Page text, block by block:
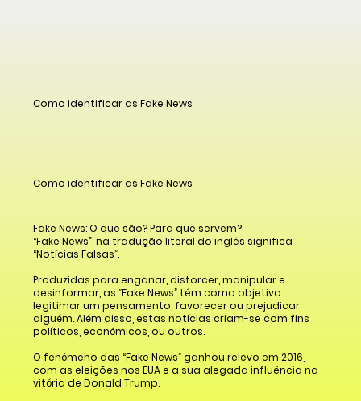
Como identificar as Fake News
Como identificar as Fake News
Fake News: O que são? Para que servem?
“Fake News”, na tradução literal do inglês significa
“Notícias Falsas”.
Produzidas para enganar, distorcer, manipular e
desinformar, as “Fake News” têm como objetivo
legitimar um pensamento, favorecer ou prejudicar
alguém. Além disso, estas notícias criam-se com fins
políticos, económicos, ou outros.
O fenómeno das “Fake News” ganhou relevo em 2016,
com as eleições nos EUA e a sua alegada influência na
vitória de Donald Trump.